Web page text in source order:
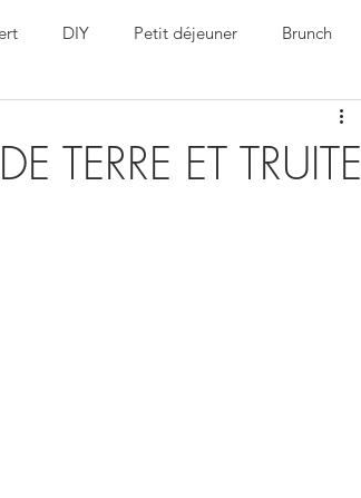
DIY Petit déjeuner Brunch
TERRE ET TRUITE